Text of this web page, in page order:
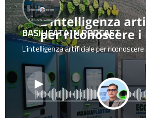
BASILICATA IN PODCAST
L’intelligenza artificiale per